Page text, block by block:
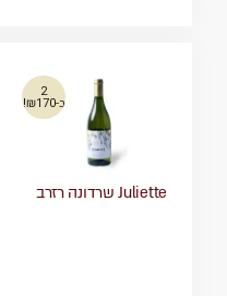
2
ב-₪170!
Juliette שרדונה רזרב